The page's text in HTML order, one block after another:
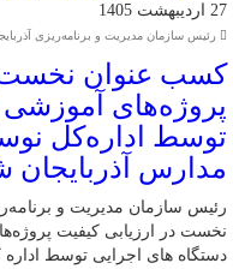
27 اردیبهشت 1405
رئیس سازمان مدیریت و برنامه‌ریزی
کسب عنوان نخست
توسط اداره‌کل
مدارس
رئیس سازمان مدیریت و
دستگاه های اجرایی توسط